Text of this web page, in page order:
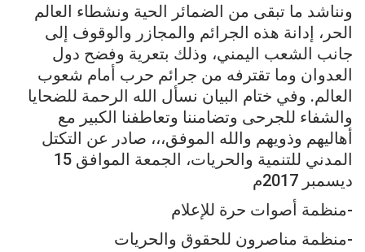
ونناشد ما تبقى من الضمائر الحية ونشطاء العالم
الحر، إدانة هذه الجرائم والمجازر والوقوف إلى
جانب الشعب اليمني، وذلك بتعرية وفضح دول
العدوان وما تقترفه من جرائم حرب أمام شعوب
العالم. وفي ختام البيان نسأل الله الرحمة للضحايا
والشفاء للجرحى وتضامننا وتعاطفنا الكبير مع
أهاليهم وذويهم والله الموفق،،، صادر عن التكتل
المدني للتنمية والحريات، الجمعة الموافق 15
ديسمبر 2017م
-منظمة أصوات حرة للإعلام
-منظمة مناصرون للحقوق والحريات